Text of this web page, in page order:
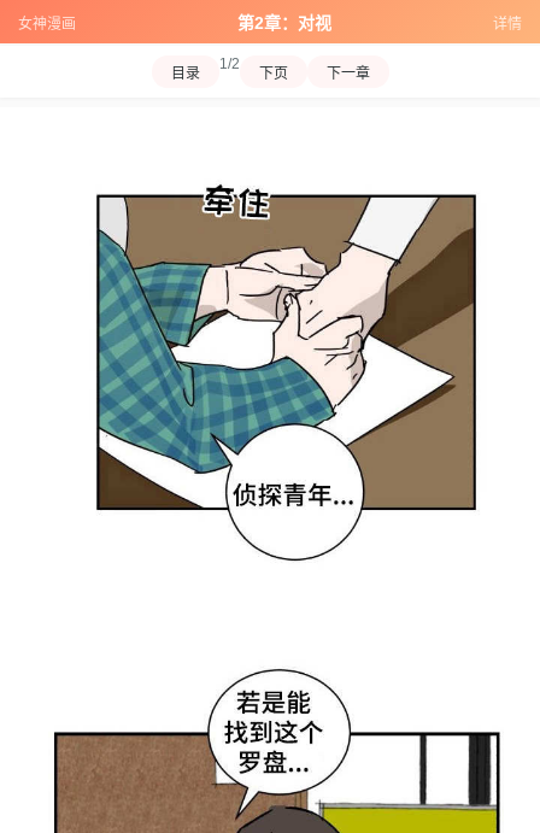
女神漫画 第2章：对视 详情
目录
1/2
下页 下一章